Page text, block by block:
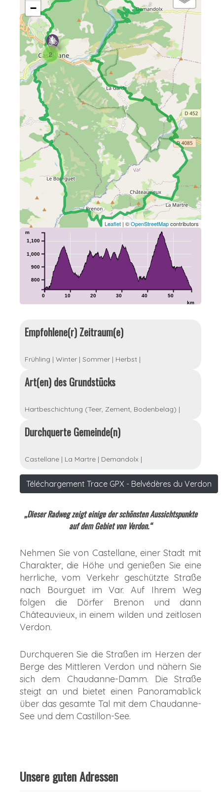
2
−
Leaflet | ©OpenStreetMapcontributors
0 10 20 30 40 50
km
800
900
1,000
1,100
m
Empfohlene(r) Zeitraum(e)
Frühling | Winter | Sommer | Herbst |
Art(en) des Grundstücks
Hartbeschichtung (Teer, Zement, Bodenbelag) |
Durchquerte Gemeinde(n)
Castellane | La Martre | Demandolx |
Téléchargement Trace GPX - Belvédères du Verdon
„Dieser Radweg zeigt einige der schönsten Aussichtspunkte
auf dem Gebiet von Verdon.“
Nehmen Sie von Castellane, einer Stadt mit
Charakter, die Höhe und genießen Sie eine
herrliche, vom Verkehr geschützte Straße
nach Bourguet im Var. Auf Ihrem Weg
folgen die Dörfer Brenon und dann
Châteauvieux, in einem wilden und zeitlosen
Verdon.
Durchqueren Sie die Straßen im Herzen der
Berge des Mittleren Verdon und nähern Sie
sich dem Chaudanne-Damm. Die Straße
steigt an und bietet einen Panoramablick
über das gesamte Tal mit dem Chaudanne-
See und dem Castillon-See.
Unsere guten Adressen